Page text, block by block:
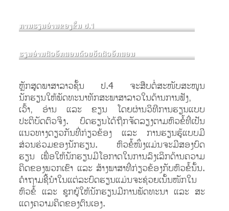
ການຮຽນອ່ານຂອງຂັ້ນ ປ.1
ຮຽນອ່ານຕົວອັກສອນດ້ວຍບັດຕົວອັກສອນ
ຫຼັກສູດພາສາລາວຊັ້ນ ປ.4 ຈະສືບຕໍ່ສະໜັບສະໜູນ
ນັກຮຽນໃຫ້ພັດທະນາທັກສະພາສາລາວໃນດ້ານການຟັງ,
ເວົ້າ, ອ່ານ ແລະ ຂຽນ ໂດຍຜ່ານວິທີການຮຽນແບບ
ປະຕິບັດຕົວຈິງ. ບົດຮຽນໄດ້ຖືກຈັດລຽງຕາມຫົວຂໍ້ທີ່ເປັນ
ແນວທາງດຽວກັນທີ່ກ່ຽວຂ້ອງ ແລະ ການຮຽນຮູ້ແບບມີ
ສ່ວນຮ່ວມຂອງນັກຮຽນ. ຫົວ​ຂໍ້​ໜຶ່ງ​ແມ່ນ​ຈະມີ​ສອງ​ບົດ​
ຮຽນ ເພື່ອ​ໃຫ້​ນັກ​ຮຽນ​ມີ​ໂອ​ກາດ​ໃນ​ການ​ລົງ​ເລິກ​ດ້ານຄວາມ​
ຄິດ​ຂອງ​ພວກເຂົາ​ ແລະ ​ສ້າງ​ພາ​ສາ​ທີ່​ກ່ຽວ​ຂ້ອງ​ກັບ​ຫົວ​ຂໍ້ນັ້ນ.
ຄໍາ​ຖາມ​ຊີ້​ນໍາ​ໃນ​ແຕ່​ລະ​ບົດ​ຮຽນ​ແມ່ນຈະຊ່ວຍເນັ້ນໜັກ​ໃນ​
ຫົວ​ຂໍ້​ ແລະ​ ຊຸກ​ຍູ້​ໃຫ້​ນັກ​ຮຽນມີການ​ພັດ​ທະ​ນາ​ ແລະ ​ສະ​
ແດງ​ຄວາມ​ຄິດ​ຂອງ​ຕົນ​ເອງ​.